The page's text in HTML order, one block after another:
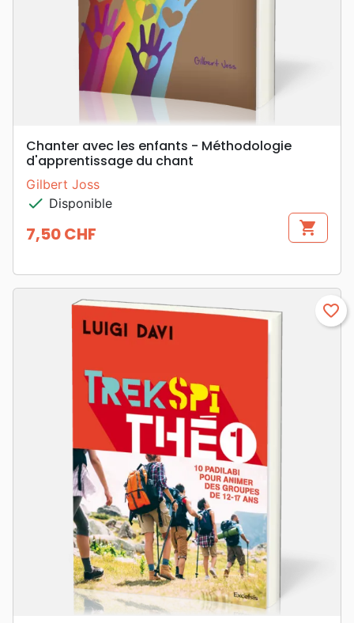
Chanter avec les enfants - Méthodologie
d'apprentissage du chant
Gilbert Joss
check Disponible
Prix
7,50 CHF shopping_cart
favorite_border